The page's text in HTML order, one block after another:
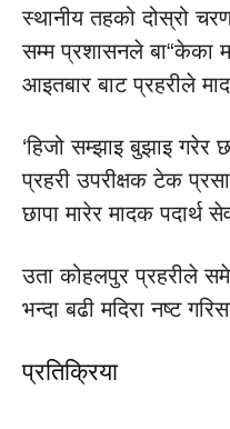
स्थानीय तहको दोस्रो
सम्म प्रशासनले बा“केका
आइतबार बाट प्रहरीले
‘हिजो सम्झाइ बुझाइ गरेर
प्रहरी उपरीक्षक टेक
छापा मारेर मादक पदार्थ
उता कोहलपुर प्रहरीले
भन्दा बढी मदिरा नष्ट
प्रतिक्रिया